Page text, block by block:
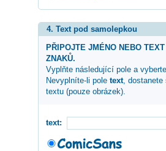
4. Text pod samolepkou
PŘIPOJTE JMÉNO NEBO
ZNAKŮ.
Vyplňte následující pole a
Nevyplníte-li pole text, dostanete
textu (pouze obrázek).
text: